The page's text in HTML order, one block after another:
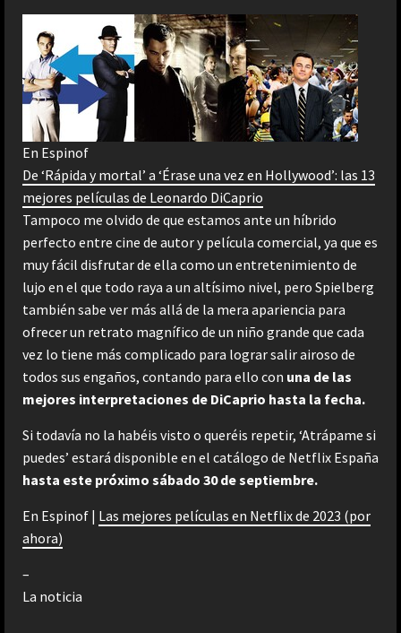
En Espinof
De ‘Rápida y mortal’ a ‘Érase una vez en Hollywood’: las 13
mejores películas de Leonardo DiCaprio
Tampoco me olvido de que estamos ante un híbrido
perfecto entre cine de autor y película comercial, ya que es
muy fácil disfrutar de ella como un entretenimiento de
lujo en el que todo raya a un altísimo nivel, pero Spielberg
también sabe ver más allá de la mera apariencia para
ofrecer un retrato magnífico de un niño grande que cada
vez lo tiene más complicado para lograr salir airoso de
todos sus engaños, contando para ello con una de las
mejores interpretaciones de DiCaprio hasta la fecha.
Si todavía no la habéis visto o queréis repetir, ‘Atrápame si
puedes’ estará disponible en el catálogo de Netflix España
hasta este próximo sábado 30 de septiembre.
En Espinof | Las mejores películas en Netflix de 2023 (por
ahora)
–
La noticia